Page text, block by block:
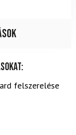
felszerelése